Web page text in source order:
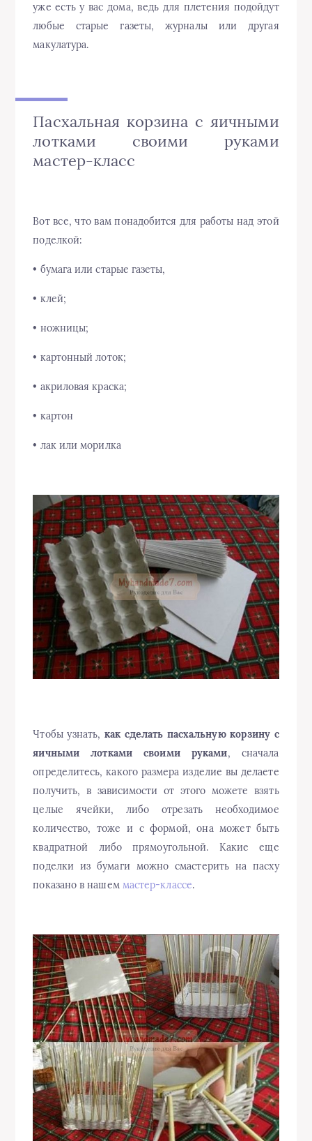
уже есть у вас дома, ведь для плетения подойдут
любые старые газеты, журналы или другая
макулатура.
Пасхальная корзина с яичными
лотками своими руками
мастер-класс
Вот все, что вам понадобится для работы над этой
поделкой:
• бумага или старые газеты,
• клей;
• ножницы;
• картонный лоток;
• акриловая краска;
• картон
• лак или морилка
Чтобы узнать, как сделать пасхальную корзину с
яичными лотками своими руками, сначала
определитесь, какого размера изделие вы делаете
получить, в зависимости от этого можете взять
целые ячейки, либо отрезать необходимое
количество, тоже и с формой, она может быть
квадратной либо прямоугольной. Какие еще
поделки из бумаги можно смастерить на пасху
показано в нашем мастер-классе.